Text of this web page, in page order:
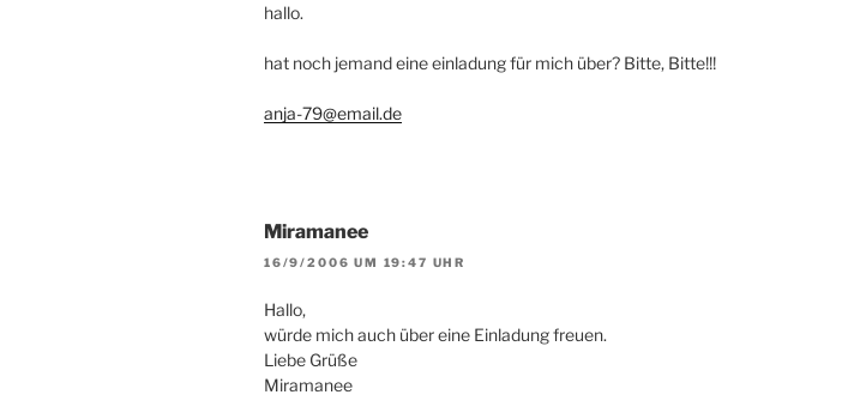
hallo.
hat noch jemand eine einladung für mich über? Bitte, Bitte!!!
anja-79@email.de
Miramanee
16/9/2006 UM 19:47 UHR
Hallo,
würde mich auch über eine Einladung freuen.
Liebe Grüße
Miramanee